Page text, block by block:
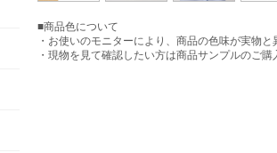
■商品色について
・お使いのモニターにより、商品の色味が実物と
・現物を見て確認したい方は商品サンプルのご購